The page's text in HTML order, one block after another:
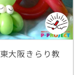
大阪きらり教